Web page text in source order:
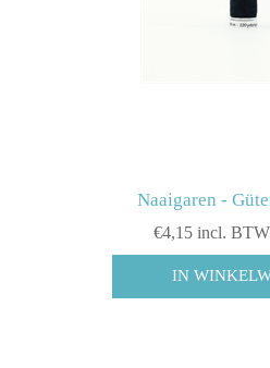
Naaigaren -
€4,15 incl.